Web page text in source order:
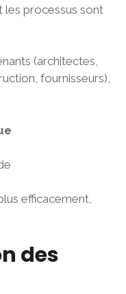
les processus sont
(architectes,
fournisseurs),
efficacement,
des